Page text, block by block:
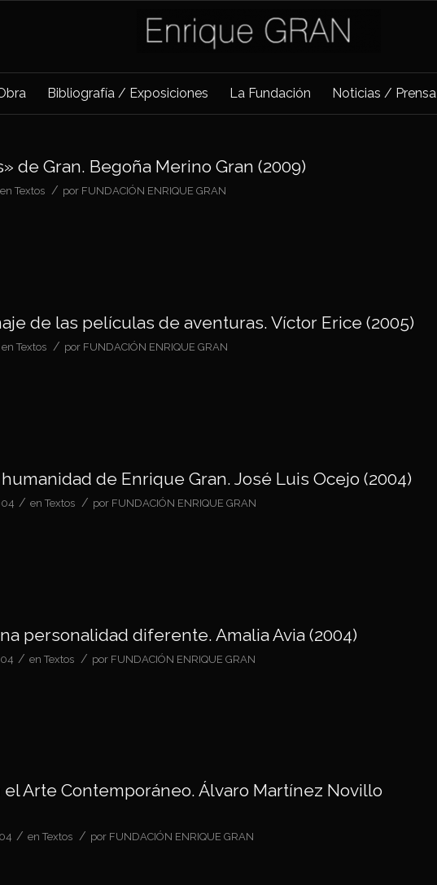
Bibliografía / Exposiciones La Fundación Noticias / Prensa
de Gran. Begoña Merino Gran (2009)
en Textos / por FUNDACIÓN ENRIQUE GRAN
de las películas de aventuras. Víctor Erice (2005)
en Textos / por FUNDACIÓN ENRIQUE GRAN
humanidad de Enrique Gran. José Luis Ocejo (2004)
/ en Textos / por FUNDACIÓN ENRIQUE GRAN
personalidad diferente. Amalia Avia (2004)
/ en Textos / por FUNDACIÓN ENRIQUE GRAN
Arte Contemporáneo. Álvaro Martínez Novillo
/ en Textos / por FUNDACIÓN ENRIQUE GRAN